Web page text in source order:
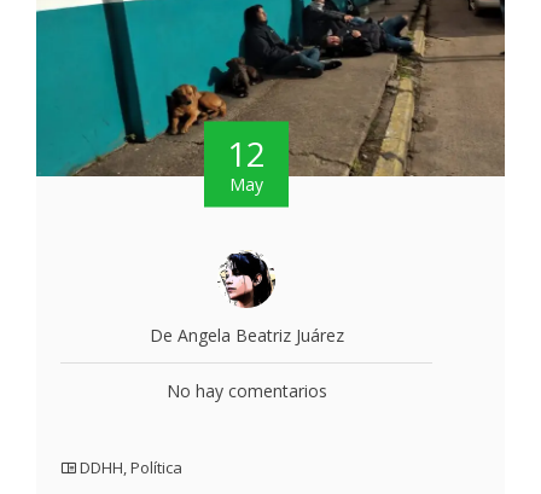
12
May
De Angela Beatriz Juárez
No hay comentarios
DDHH,Política